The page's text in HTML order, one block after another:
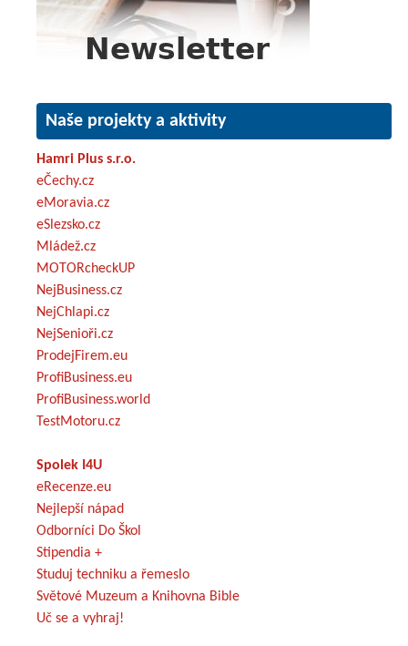
Naše projekty a aktivity
Hamri Plus s.r.o.
eČechy.cz
eMoravia.cz
eSlezsko.cz
Mládež.cz
MOTORcheckUP
NejBusiness.cz
NejChlapi.cz
NejSenioři.cz
ProdejFirem.eu
ProfiBusiness.eu
ProfiBusiness.world
TestMotoru.cz
Spolek I4U
eRecenze.eu
Nejlepší nápad
Odborníci Do Škol
Stipendia +
Studuj techniku a řemeslo
Světové Muzeum a Knihovna Bible
Uč se a vyhraj!